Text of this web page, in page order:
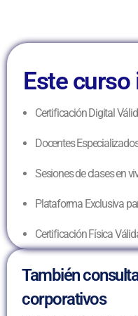
Este curso
Certificación Digital
Docentes
Sesiones de clases en
Plataforma Exclusiva
Certificación Física
También
corporativos